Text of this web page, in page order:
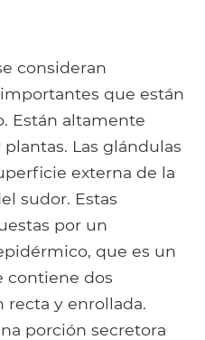
consideran
que están
Están altamente
Las glándulas
externa de la
sudor. Estas
por un
que es un
contiene dos
recta y enrollada.
porción secretora